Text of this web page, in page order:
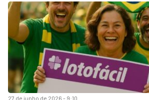
27 de junho de 2026 - 9:10